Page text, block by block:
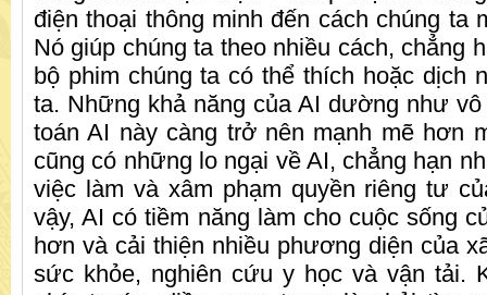
điện thoại thông minh đến cách chúng ta
Nó giúp chúng ta theo nhiều cách, chẳng
bộ phim chúng ta có thể thích hoặc dịch
ta. Những khả năng của AI dường như
toán AI này càng trở nên mạnh mẽ hơn
cũng có những lo ngại về AI, chẳng hạn
việc làm và xâm phạm quyền riêng tư
vậy, AI có tiềm năng làm cho cuộc sống
hơn và cải thiện nhiều phương diện của
sức khỏe, nghiên cứu y học và vận tải.